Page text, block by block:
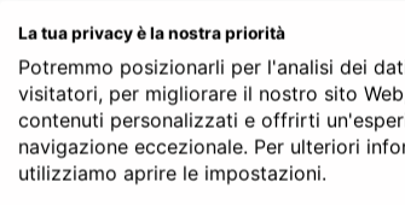
del terreno, non è
essenziale: la
Questa si presenta
in cui ciascuno può
di cui si è titolari a
necessita il
La tua privacy è la nostra priorità
Potremmo posizionarli per l'analisi dei
visitatori, per migliorare il nostro sito
contenuti personalizzati e offrirti
navigazione eccezionale. Per ulteriori
utilizziamo aprire le impostazioni.